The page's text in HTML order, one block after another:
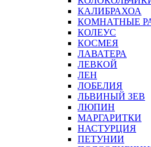
КАЛИБРАХОА
КОМНАТНЫЕ
КОЛЕУС
КОСМЕЯ
ЛАВАТЕРА
ЛЕВКОЙ
ЛЕН
ЛОБЕЛИЯ
ЛЬВИНЫЙ ЗЕВ
ЛЮПИН
МАРГАРИТКИ
НАСТУРЦИЯ
ПЕТУНИИ